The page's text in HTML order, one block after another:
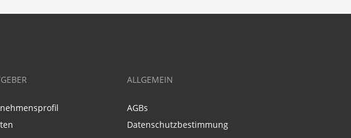
ALLGEMEIN
AGBs
Datenschutzbestimmung